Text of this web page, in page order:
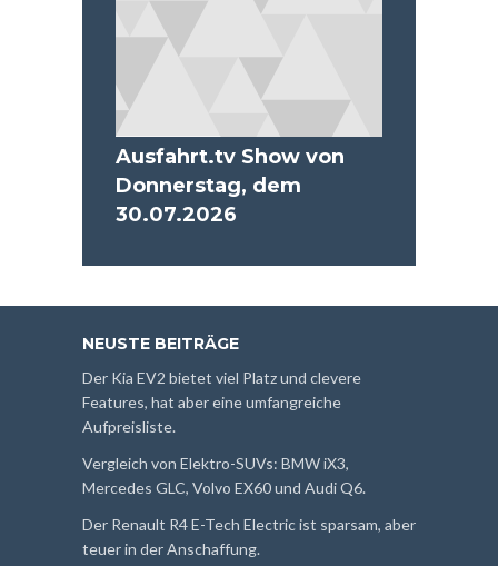
Ausfahrt.tv Show von
Donnerstag, dem
30.07.2026
NEUSTE BEITRÄGE
Der Kia EV2 bietet viel Platz und clevere
Features, hat aber eine umfangreiche
Aufpreisliste.
Vergleich von Elektro-SUVs: BMW iX3,
Mercedes GLC, Volvo EX60 und Audi Q6.
Der Renault R4 E-Tech Electric ist sparsam, aber
teuer in der Anschaffung.